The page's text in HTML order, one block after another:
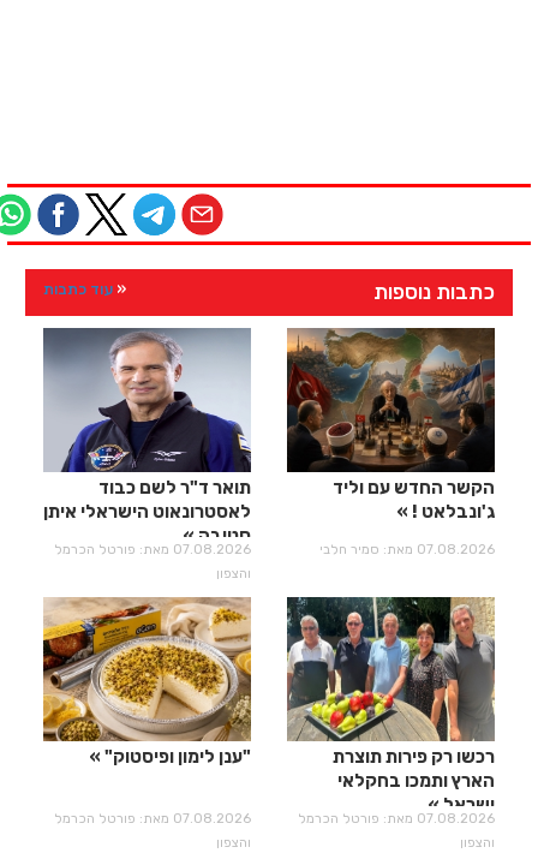
כתבות נוספות עוד כתבות
הקשר החדש עם וליד
ג'ונבלאט !
07.08.2026 מאת: סמיר חלבי
תואר ד"ר לשם כבוד
לאסטרונאוט הישראלי איתן
סטיבה
07.08.2026 מאת: פורטל הכרמל
והצפון
רכשו רק פירות תוצרת
הארץ ותמכו בחקלאי
ישראל
07.08.2026 מאת: פורטל הכרמל
והצפון
"ענן לימון ופיסטוק"
07.08.2026 מאת: פורטל הכרמל
והצפון